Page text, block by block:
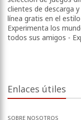
clientes de descarga
línea gratis en el
Experimenta los
todos sus amigos -
Enlaces útiles
SOBRE NOSOTROS